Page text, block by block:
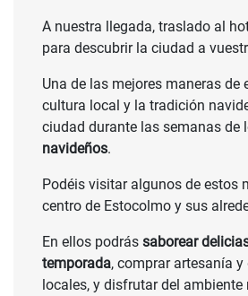
A nuestra llegada, traslado al
para descubrir la ciudad a
Una de las mejores maneras de
cultura local y la tradición
ciudad durante las semanas de
navideños.
Podéis visitar algunos de estos
centro de Estocolmo y sus
En ellos podrás saborear
temporada, comprar artesanía
locales, y disfrutar del ambiente